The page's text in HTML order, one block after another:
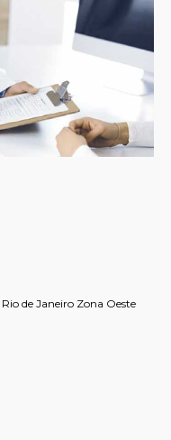
Rio de Janeiro Zona Oeste